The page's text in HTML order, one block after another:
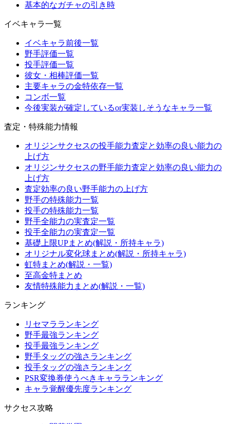
基本的なガチャの引き時
イベキャラ一覧
イベキャラ前後一覧
野手評価一覧
投手評価一覧
彼女・相棒評価一覧
主要キャラの金特依存一覧
コンボ一覧
今後実装が確定しているor実装しそうなキャラ一覧
査定・特殊能力情報
オリジンサクセスの投手能力査定と効率の良い能力の
上げ方
オリジンサクセスの野手能力査定と効率の良い能力の
上げ方
査定効率の良い野手能力の上げ方
野手の特殊能力一覧
投手の特殊能力一覧
野手全能力の実査定一覧
投手全能力の実査定一覧
基礎上限UPまとめ(解説・所持キャラ)
オリジナル変化球まとめ(解説・所持キャラ)
虹特まとめ(解説・一覧)
至高金特まとめ
友情特殊能力まとめ(解説・一覧)
ランキング
リセマラランキング
野手最強ランキング
投手最強ランキング
野手タッグの強さランキング
投手タッグの強さランキング
PSR変換券使うべきキャラランキング
キャラ覚醒優先度ランキング
サクセス攻略